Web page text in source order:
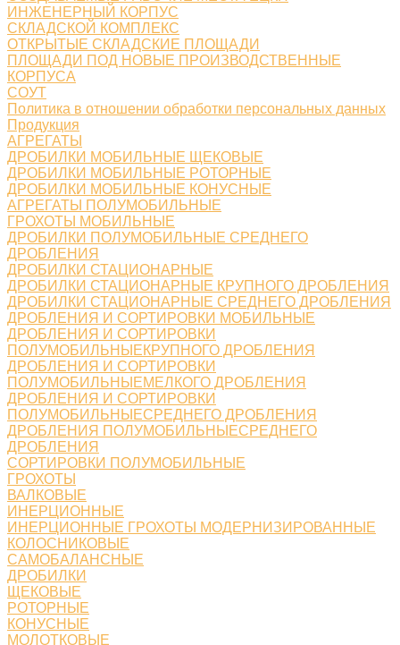
ИНЖЕНЕРНЫЙ КОРПУС
СКЛАДСКОЙ КОМПЛЕКС
ОТКРЫТЫЕ СКЛАДСКИЕ ПЛОЩАДИ
ПЛОЩАДИ ПОД НОВЫЕ ПРОИЗВОДСТВЕННЫЕ
КОРПУСА
СОУТ
Политика в отношении обработки персональных данных
Продукция
АГРЕГАТЫ
ДРОБИЛКИ МОБИЛЬНЫЕ ЩЕКОВЫЕ
ДРОБИЛКИ МОБИЛЬНЫЕ РОТОРНЫЕ
ДРОБИЛКИ МОБИЛЬНЫЕ КОНУСНЫЕ
АГРЕГАТЫ ПОЛУМОБИЛЬНЫЕ
ГРОХОТЫ МОБИЛЬНЫЕ
ДРОБИЛКИ ПОЛУМОБИЛЬНЫЕ СРЕДНЕГО
ДРОБЛЕНИЯ
ДРОБИЛКИ СТАЦИОНАРНЫЕ
ДРОБИЛКИ СТАЦИОНАРНЫЕ КРУПНОГО ДРОБЛЕНИЯ
ДРОБИЛКИ СТАЦИОНАРНЫЕ СРЕДНЕГО ДРОБЛЕНИЯ
ДРОБЛЕНИЯ И СОРТИРОВКИ МОБИЛЬНЫЕ
ДРОБЛЕНИЯ И СОРТИРОВКИ
ПОЛУМОБИЛЬНЫЕКРУПНОГО ДРОБЛЕНИЯ
ДРОБЛЕНИЯ И СОРТИРОВКИ
ПОЛУМОБИЛЬНЫЕМЕЛКОГО ДРОБЛЕНИЯ
ДРОБЛЕНИЯ И СОРТИРОВКИ
ПОЛУМОБИЛЬНЫЕСРЕДНЕГО ДРОБЛЕНИЯ
ДРОБЛЕНИЯ ПОЛУМОБИЛЬНЫЕСРЕДНЕГО
ДРОБЛЕНИЯ
СОРТИРОВКИ ПОЛУМОБИЛЬНЫЕ
ГРОХОТЫ
ВАЛКОВЫЕ
ИНЕРЦИОННЫЕ
ИНЕРЦИОННЫЕ ГРОХОТЫ МОДЕРНИЗИРОВАННЫЕ
КОЛОСНИКОВЫЕ
САМОБАЛАНСНЫЕ
ДРОБИЛКИ
ЩЕКОВЫЕ
РОТОРНЫЕ
КОНУСНЫЕ
МОЛОТКОВЫЕ